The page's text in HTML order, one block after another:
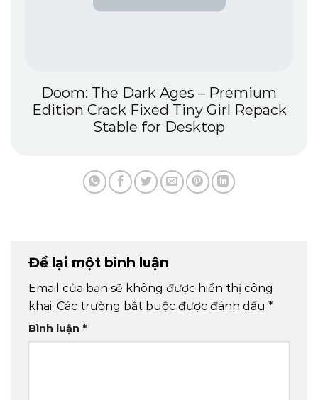
Doom: The Dark Ages – Premium
Edition Crack Fixed Tiny Girl Repack
Stable for Desktop
Để lại một bình luận
Email của bạn sẽ không được hiển thị công
khai. Các trường bắt buộc được đánh dấu *
Bình luận *